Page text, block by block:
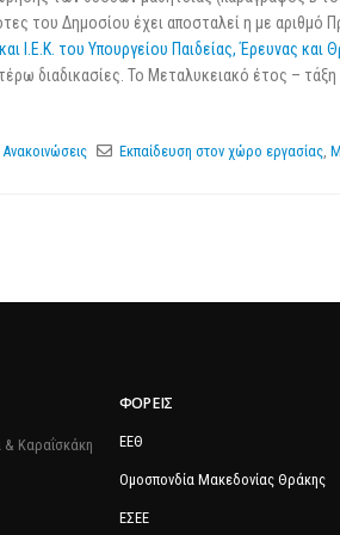
του Δημοσίου έχει αποσταλεί η με αριθμό
Ι.Ε.Κ. του Υπουργείου Παιδείας, Έρευνας και
διαδικασίες. Το Μεταλυκειακό έτος –
Εκπαίδευση στον χώρο εργασίας,
Καραΐσκάκη
ΦΟΡΕΊΣ
ΕΕΘ
Ομοσπονδία Μακεδονίας Θράκης
ΕΣΕΕ